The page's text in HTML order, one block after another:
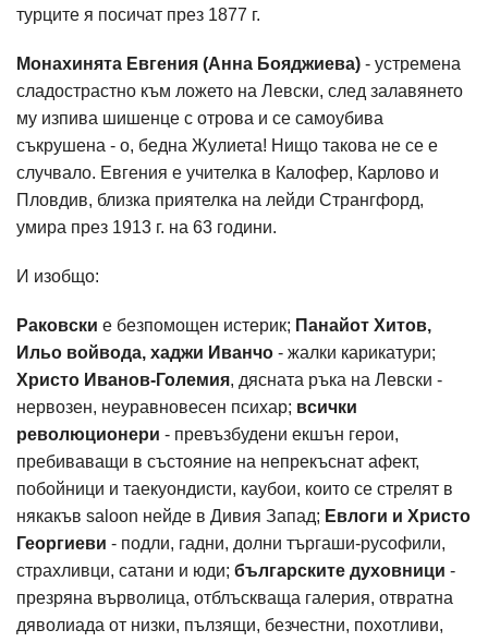
турците я посичат през 1877 г.
Монахинята Евгения (Анна Бояджиева) - устремена
сладострастно към ложето на Левски, след залавянето
му изпива шишенце с отрова и се самоубива
съкрушена - о, бедна Жулиета! Нищо такова не се е
случвало. Евгения е учителка в Калофер, Карлово и
Пловдив, близка приятелка на лейди Странгфорд,
умира през 1913 г. на 63 години.
И изобщо:
Раковски е безпомощен истерик; Панайот Хитов,
Ильо войвода, хаджи Иванчо - жалки карикатури;
Христо Иванов-Големия, дясната ръка на Левски -
нервозен, неуравновесен психар; всички
революционери - превъзбудени екшън герои,
пребиваващи в състояние на непрекъснат афект,
побойници и таекуондисти, каубои, които се стрелят в
някакъв saloon нейде в Дивия Запад; Евлоги и Христо
Георгиеви - подли, гадни, долни търгаши-русофили,
страхливци, сатани и юди; българските духовници -
презряна върволица, отблъскваща галерия, отвратна
дяволиада от низки, пълзящи, безчестни, похотливи,